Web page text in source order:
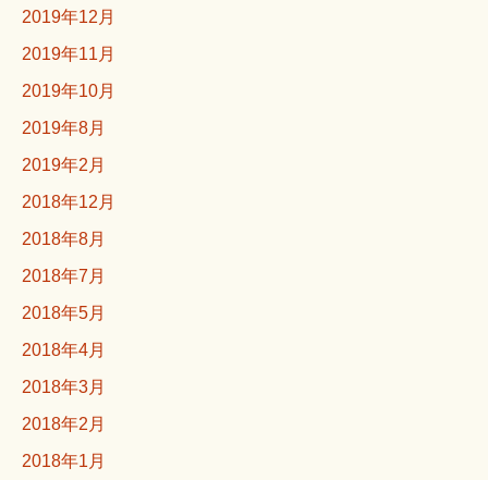
2019年12月
2019年11月
2019年10月
2019年8月
2019年2月
2018年12月
2018年8月
2018年7月
2018年5月
2018年4月
2018年3月
2018年2月
2018年1月